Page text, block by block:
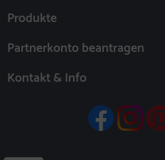
Produkte
Partnerkonto beantragen
Kontakt & Info